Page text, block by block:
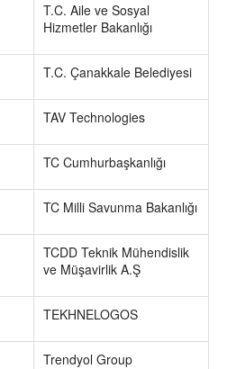
T.C. Aile ve Sosyal
Hizmetler Bakanlığı
T.C. Çanakkale Belediyesi
TAV Technologies
TC Cumhurbaşkanlığı
TC Milli Savunma Bakanlığı
TCDD Teknik Mühendislik
ve Müşavirlik A.Ş
TEKHNELOGOS
Trendyol Group